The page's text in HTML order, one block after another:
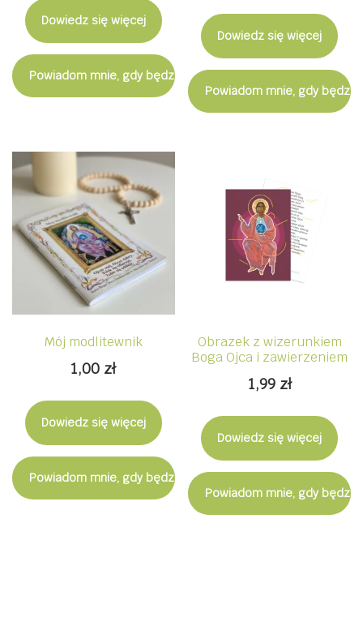
Dowiedz się więcej
Powiadom mnie, gdy będzie dostępny
Dowiedz się więcej
Powiadom mnie, gdy
Mój modlitewnik
1,00 zł
Dowiedz się więcej
Powiadom mnie, gdy będzie dostępny
Obrazek z wizerunkiem
Boga Ojca i zawierzeniem
1,99 zł
Dowiedz się więcej
Powiadom mnie, gdy